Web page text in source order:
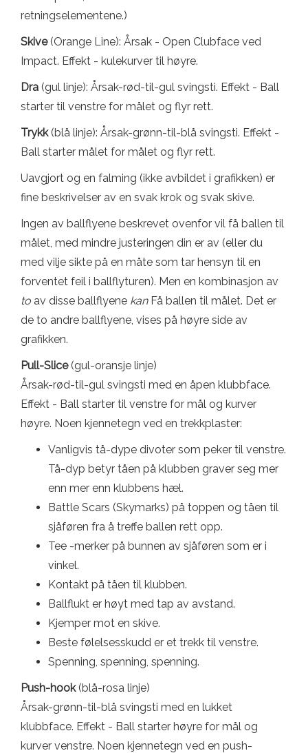
retningselementene.)
Skive(Orange Line): Årsak - Open Clubface ved
Impact. Effekt - kulekurver til høyre.
Dra (gul linje): Årsak-rød-til-gul svingsti. Effekt - Ball
starter til venstre for målet og flyr rett.
Trykk(blå linje): Årsak-grønn-til-blå svingsti. Effekt -
Ball starter målet for målet og flyr rett.
Uavgjort og en falming (ikke avbildet i grafikken) er
fine beskrivelser av en svak krok og svak skive.
Ingen av ballflyene beskrevet ovenfor vil få ballen til
målet, med mindre justeringen din er av (eller du
med vilje sikte på en måte som tar hensyn til en
forventet feil i ballflyturen). Men en kombinasjon av
to av disse ballflyene kanFå ballen til målet. Det er
de to andre ballflyene, vises på høyre side av
grafikken.
Pull-Slice(gul-oransje linje)
Årsak-rød-til-gul svingsti med en åpen klubbface.
Effekt - Ball starter til venstre for mål og kurver
høyre. Noen kjennetegn ved en trekkplaster:
Vanligvis tå-dype divoter som peker til venstre.
Tå-dyp betyr tåen på klubben graver seg mer
enn mer enn klubbens hæl.
Battle Scars (Skymarks) på toppen og tåen til
sjåføren fra å treffe ballen rett opp.
Tee -merker på bunnen av sjåføren som er i
vinkel.
Kontakt på tåen til klubben.
Ballflukt er høyt med tap av avstand.
Kjemper mot en skive.
Beste følelsesskudd er et trekk til venstre.
Spenning, spenning, spenning.
Push-hook(blå-rosa linje)
Årsak-grønn-til-blå svingsti med en lukket
klubbface. Effekt - Ball starter høyre for mål og
kurver venstre. Noen kjennetegn ved en push-